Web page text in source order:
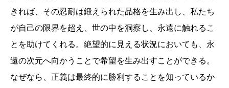
きれば、その忍耐は鍛えられた品格を生み出し、私たち
が自己の限界を超え、世の中を洞察し、永遠に触れるこ
とを助けてくれる。絶望的に見える状況においても、永
遠の次元へ向かうことで希望を生み出すことができる。
なぜなら、正義は最終的に勝利することを知っているか